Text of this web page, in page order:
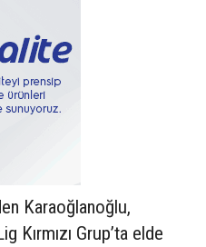
Karaoğlanoğlu,
Grup’ta elde